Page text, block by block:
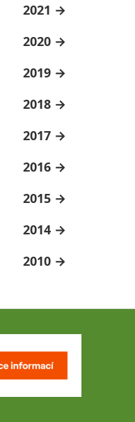
2021
2020
2019
2018
2017
2016
2015
2014
2010